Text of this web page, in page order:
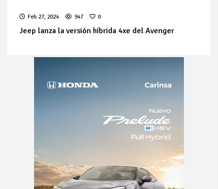
Feb 27, 2024 947 0
Jeep lanza la versión híbrida 4xe del Avenger